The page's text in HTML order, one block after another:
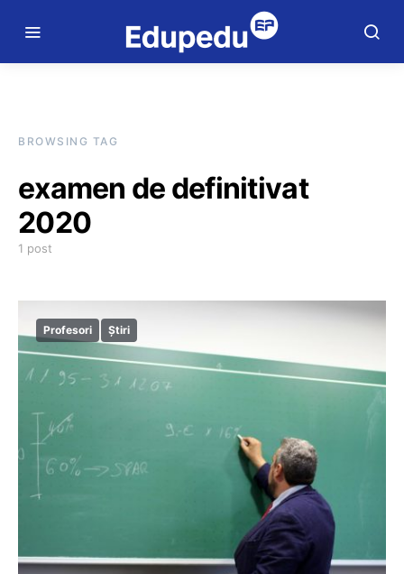
BROWSING TAG
examen de definitivat
2020
1 post
Profesori Știri